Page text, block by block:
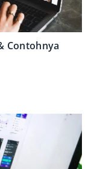
Contohnya